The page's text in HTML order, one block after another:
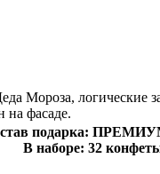
Мороза, логические
на фасаде.
подарка:
В наборе: 32